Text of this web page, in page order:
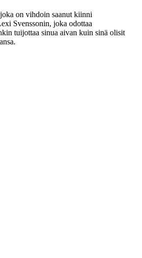
on vihdoin saanut kiinni
Svenssonin, joka odottaa
tuijottaa sinua aivan kuin sinä olisit